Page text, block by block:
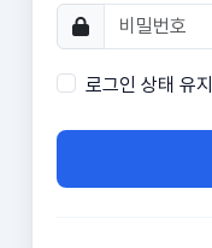
로그인 상태 유지